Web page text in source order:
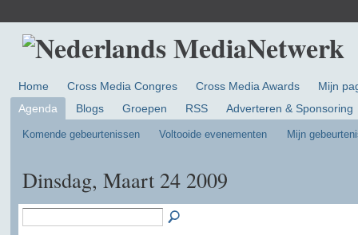
Home Cross Media Congres Cross Media Awards
Mijn
Agenda
Blogs Groepen RSS Adverteren & Sponsoring
Komende gebeurtenissen Voltooide evenementen Mijn
Dinsdag, Maart 24 2009